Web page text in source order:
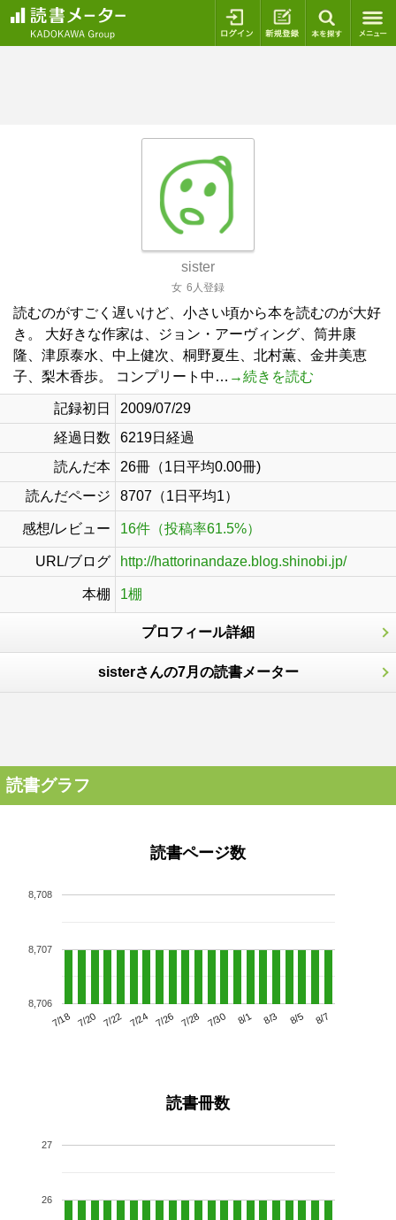
ログイン 新規登録
sister
女 6人登録
読むのがすごく遅いけど、小さい頃から本を読むのが大好
き。 大好きな作家は、ジョン・アーヴィング、筒井康
隆、津原泰水、中上健次、桐野夏生、北村薫、金井美恵
子、梨木香歩。 コンプリート中… →続きを読む
記録初日
2009/07/29
経過日数
6219日経過
読んだ本
26冊（1日平均0.00冊)
読んだページ
8707（1日平均1）
感想/レビュー 16件（投稿率61.5%）
URL/ブログ http://hattorinandaze.blog.shinobi.jp/
本棚 1棚
プロフィール詳細
sisterさんの7月の読書メーター
読書グラフ
読書ページ数
7/18 7/20 7/22 7/24 7/26 7/28 7/30 8/1 8/3 8/5 8/7
8,706
8,707
8,708
読書冊数
26
27